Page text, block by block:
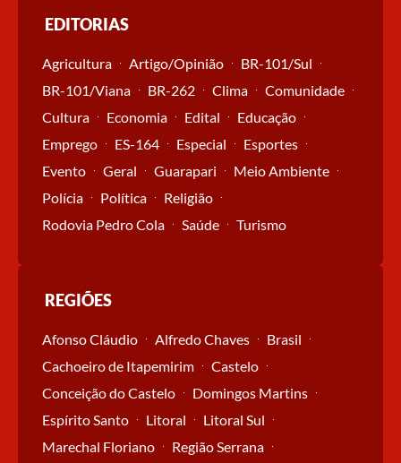
EDITORIAS
Agricultura Artigo/Opinião
BR-101/Sul
BR-101/Viana
BR-262 Clima
Comunidade
Cultura
Economia Edital
Educação
Emprego
ES-164 Especial
Esportes
Evento
Geral Guarapari
Meio Ambiente
Polícia
Política
Religião
Rodovia Pedro Cola
Saúde Turismo
REGIÕES
Afonso Cláudio Alfredo Chaves
Brasil
Cachoeiro de Itapemirim
Castelo
Conceição do Castelo
Domingos Martins
Espírito Santo
Litoral
Litoral Sul
Marechal Floriano
Região Serrana